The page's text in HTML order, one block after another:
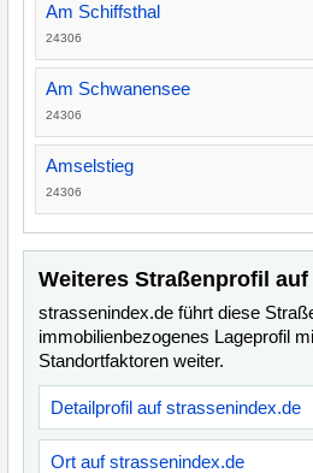
Am Schiffsthal
24306
Am Schwanensee
24306
Amselstieg
24306
Weiteres Straßenprofil
strassenindex.de führt diese
immobilienbezogenes Lageprofil
Standortfaktoren weiter.
Detailprofil auf strassenindex.de
Ort auf strassenindex.de